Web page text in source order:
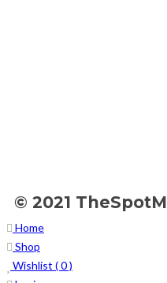
© 2021
Home
Shop
Wishlist (0)